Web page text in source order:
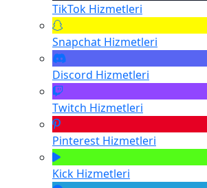
TikTok Hizmetleri
Snapchat Hizmetleri
Discord Hizmetleri
Twitch Hizmetleri
Pinterest Hizmetleri
Kick Hizmetleri